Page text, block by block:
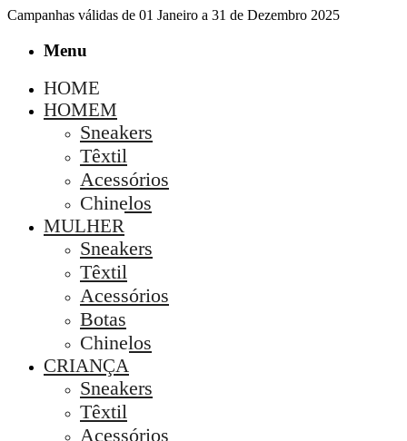
Campanhas válidas de 01 Janeiro a 31 de Dezembro 2025
Menu
HOME
HOMEM
Sneakers
Têxtil
Acessórios
Chinelos
MULHER
Sneakers
Têxtil
Acessórios
Botas
Chinelos
CRIANÇA
Sneakers
Têxtil
Acessórios